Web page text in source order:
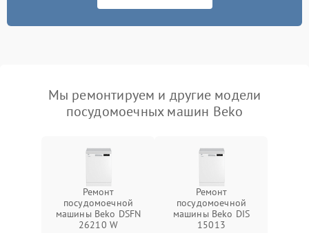
Мы ремонтируем и другие модели
посудомоечных машин Beko
Ремонт
посудомоечной
машины Beko DSFN
26210 W
Ремонт
посудомоечной
машины Beko DIS
15013